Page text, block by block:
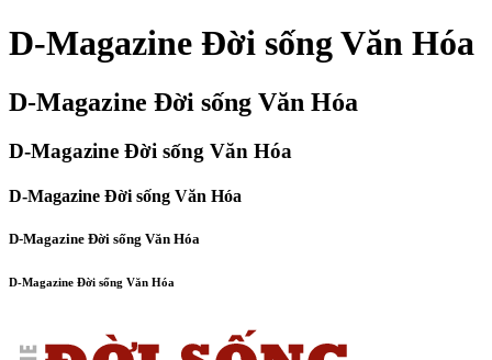
D-Magazine Đời sống Văn Hóa
D-Magazine Đời sống Văn Hóa
D-Magazine Đời sống Văn Hóa
D-Magazine Đời sống Văn Hóa
D-Magazine Đời sống Văn Hóa
D-Magazine Đời sống Văn Hóa